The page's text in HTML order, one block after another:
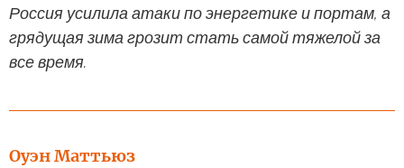
Россия усилила атаки по энергетике и портам, а
грядущая зима грозит стать самой тяжелой за
все время.
Оуэн Маттьюз